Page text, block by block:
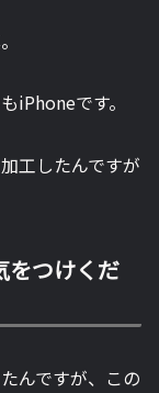
iPhoneです。
工したんですが
をつけくだ
んですが、この